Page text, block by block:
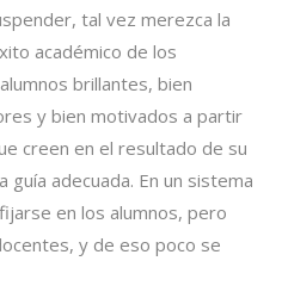
tal vez merezca la
académico de los
brillantes, bien
y bien motivados a partir
creen en el resultado de su
adecuada. En un sistema
en los alumnos, pero
y de eso poco se